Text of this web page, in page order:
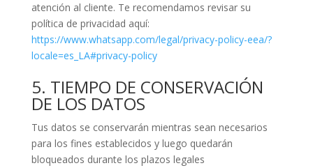
atención al cliente. Te recomendamos revisar su
política de privacidad aquí:
https://www.whatsapp.com/legal/privacy-policy-eea/?
locale=es_LA#privacy-policy
5. TIEMPO DE CONSERVACIÓN
DE LOS DATOS
Tus datos se conservarán mientras sean necesarios
para los fines establecidos y luego quedarán
bloqueados durante los plazos legales